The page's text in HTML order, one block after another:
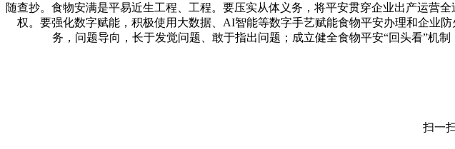
随查抄。食物安满是平易近生工程、工程。要压实从体义务，将平安贯穿企业出产运营
权。要强化数字赋能，积极使用大数据、AI智能等数字手艺赋能食物平安办理和企业
务，问题导向，长于发觉问题、敢于指出问题；成立健全食物平安“回头看”机
扫一